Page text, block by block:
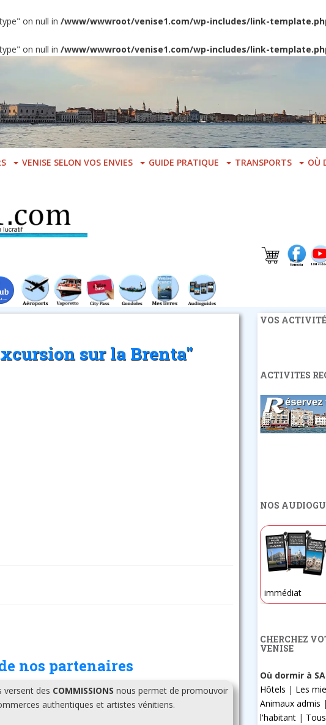
on null in /www/wwwroot/venise1.com/wp-includes/link-
on null in /www/wwwroot/venise1.com/wp-includes/link-
VENISE SELON VOS ENVIES GUIDE PRATIQUE TRANSPORTS OÙ
sur la Brenta"
nos partenaires
versent des COMMISSIONS nous permet de promouvoir
authentiques et artistes vénitiens.
VOS
ACTIVITES
NOS
immédiat
CHERCHEZ
VENISE
Où dormir à
Hôtels | Les
Animaux admis |
l'habitant|